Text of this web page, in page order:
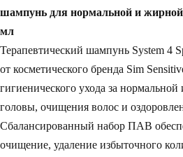
шампунь для нормальной и
мл
Терапевтический шампунь System 4
от косметического бренда Sim
гигиенического ухода за
головы, очищения волос и
Сбалансированный набор ПАВ
очищение, удаление избыточного